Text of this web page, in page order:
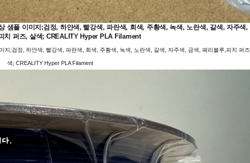
샘플 이미지;검정, 하얀색, 빨강색, 파란색, 회색, 주황색, 녹색, 노란색, 갈색, 자주색,
치 퍼즈, 살색; CREALITY Hyper PLA Filament
지;검정, 하얀색, 빨강색, 파란색, 회색, 주황색, 녹색, 노란색, 갈색, 자주색, 금색, 페리블루,피치 퍼
색; CREALITY Hyper PLA Filament